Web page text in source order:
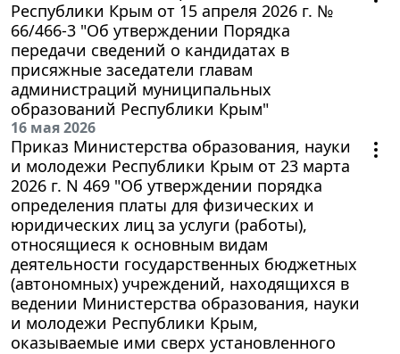
Республики Крым от 15 апреля 2026 г. №
66/466-3 "Об утверждении Порядка
передачи сведений о кандидатах в
присяжные заседатели главам
администраций муниципальных
образований Республики Крым"
16 мая 2026
Приказ Министерства образования, науки
и молодежи Республики Крым от 23 марта
2026 г. N 469 "Об утверждении порядка
определения платы для физических и
юридических лиц за услуги (работы),
относящиеся к основным видам
деятельности государственных бюджетных
(автономных) учреждений, находящихся в
ведении Министерства образования, науки
и молодежи Республики Крым,
оказываемые ими сверх установленного